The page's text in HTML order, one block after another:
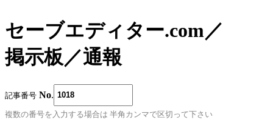
セーブエディター.com／
掲示板／通報
記事番号 No
複数の番号を入力する場合は 半角カンマで区切って下さい